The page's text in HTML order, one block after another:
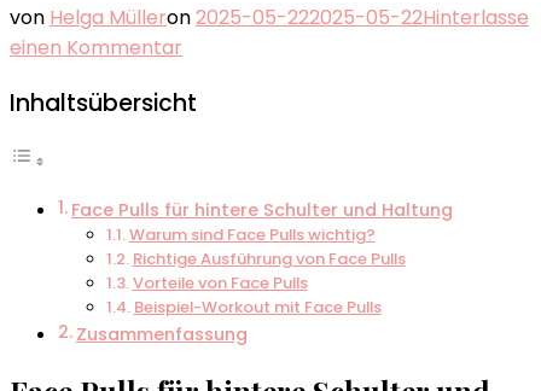
von Helga Mülleron2025-05-222025-05-22Hinterlasse
einen Kommentar
Pulls
Schulter
und
Haltung
Inhaltsübersicht
Face Pulls für hintere Schulter und Haltung
Warum sind Face Pulls wichtig?
Richtige Ausführung von Face Pulls
Vorteile von Face Pulls
Beispiel-Workout mit Face Pulls
Zusammenfassung